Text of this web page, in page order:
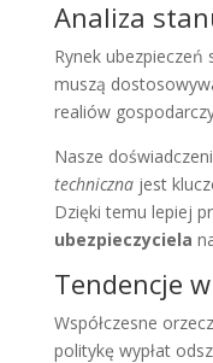
Analiza
Rynek ubezpieczeń
muszą
realiów
Nasze
technicznajest
Dzięki temu lepiej
ubezpieczyciela
Tendencje
Współczesne
politykę wypłat